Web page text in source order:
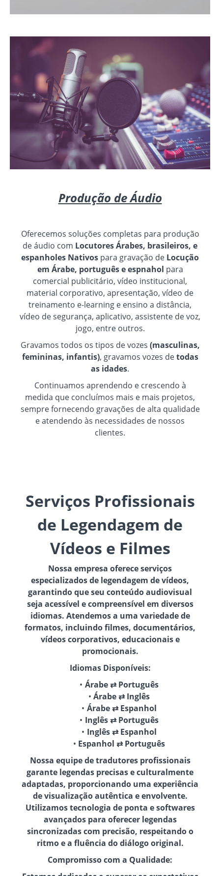
Produção de Áudio
Oferecemos soluções completas para produção
de áudio com Locutores Árabes, brasileiros, e
espanholes Nativos para gravação de Locução
em Árabe, português e espnahol para
comercial publicitário, vídeo institucional,
material corporativo, apresentação, vídeo de
treinamento e-learning e ensino a distância,
vídeo de segurança, aplicativo, assistente de voz,
jogo, entre outros.
Gravamos todos os tipos de vozes (masculinas,
femininas, infantis), gravamos vozes detodas
as idades.
Continuamos aprendendo e crescendo à
medida que concluímos mais e mais projetos,
sempre fornecendo gravações de alta qualidade
e atendendo às necessidades de nossos
clientes.
Serviços Profissionais
de Legendagem de
Vídeos e Filmes
Nossa empresa oferece serviços
especializados de legendagem de vídeos,
garantindo que seu conteúdo audiovisual
seja acessível e compreensível em diversos
idiomas. Atendemos a uma variedade de
formatos, incluindo filmes, documentários,
vídeos corporativos, educacionais e
promocionais.
Idiomas Disponíveis:
Árabe ⇄ Português
Árabe ⇄ Inglês
Árabe ⇄ Espanhol
Inglês ⇄ Português
Inglês ⇄ Espanhol
Espanhol ⇄ Português
Nossa equipe de tradutores profissionais
garante legendas precisas e culturalmente
adaptadas, proporcionando uma experiência
de visualização autêntica e envolvente.
Utilizamos tecnologia de ponta e softwares
avançados para oferecer legendas
sincronizadas com precisão, respeitando o
ritmo e a fluência do diálogo original.
Compromisso com a Qualidade: